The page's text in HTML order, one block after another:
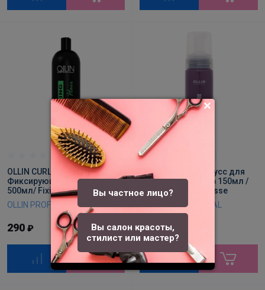
0
OLLIN CURL HAIR
Фиксирующий лосьон
500мл/ Fixing lotion
OLLIN PROFESSIONAL
290 ₽
OLLIN CURL HAIR Мусс для
создания локонов 150мл /
Curls building mousse
OLLIN PROFESSIONAL
315 ₽
Вы частное лицо?
Вы салон красоты,
стилист или мастер?